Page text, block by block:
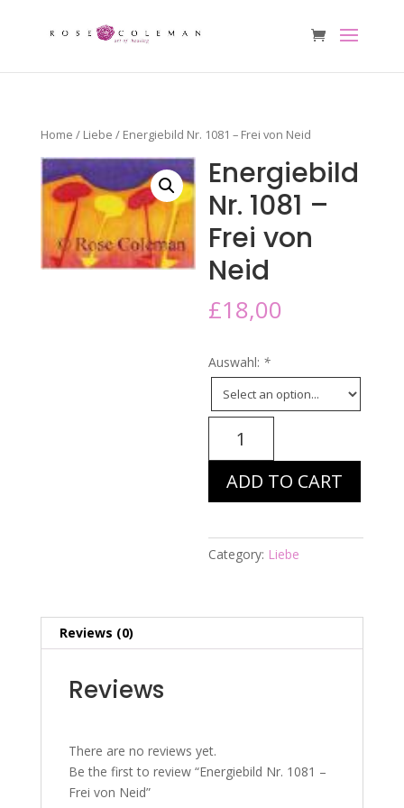
Home / Liebe / Energiebild Nr. 1081 – Frei von Neid
Energiebild
Nr. 1081 –
Frei von
Neid
£18,00
Auswahl: *
Neid
ADD TO CART
Category: Liebe
Reviews (0)
Reviews
There are no reviews yet.
Be the first to review “Energiebild Nr. 1081 –
Frei von Neid”